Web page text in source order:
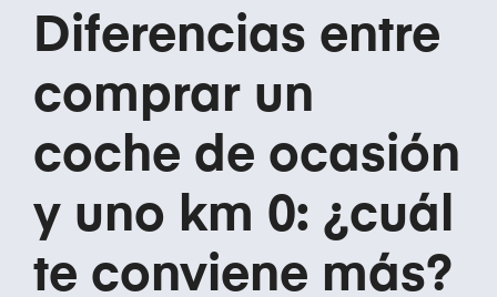
Diferencias entre
comprar un
coche de ocasión
y uno km 0: ¿cuál
te conviene más?